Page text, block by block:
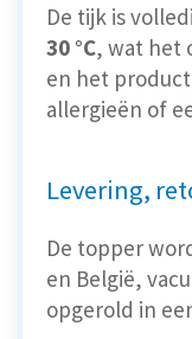
De tijk is
30 °C, wat het
en het
allergieën of
Levering,
De topper
en België,
opgerold in